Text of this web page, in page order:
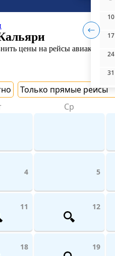
10
17
24
31
цены на рейсы
Только прямые рейсы
Ср
4 5
11 12
18 19